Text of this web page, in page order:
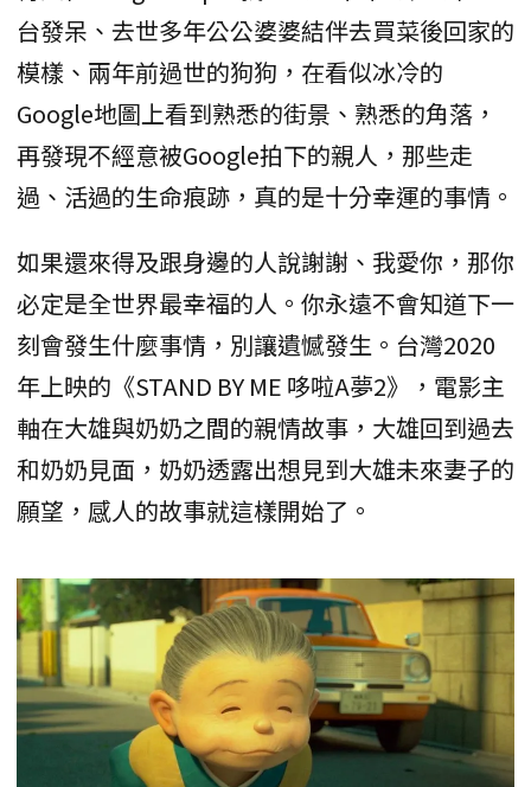
台發呆、去世多年公公婆婆結伴去買菜後回家的
模樣、兩年前過世的狗狗，在看似冰冷的
Google地圖上看到熟悉的街景、熟悉的角落，
再發現不經意被Google拍下的親人，那些走
過、活過的生命痕跡，真的是十分幸運的事情。
如果還來得及跟身邊的人說謝謝、我愛你，那你
必定是全世界最幸福的人。你永遠不會知道下一
刻會發生什麼事情，別讓遺憾發生。台灣2020
年上映的《STAND BY ME 哆啦A夢2》，電影主
軸在大雄與奶奶之間的親情故事，大雄回到過去
和奶奶見面，奶奶透露出想見到大雄未來妻子的
願望，感人的故事就這樣開始了。